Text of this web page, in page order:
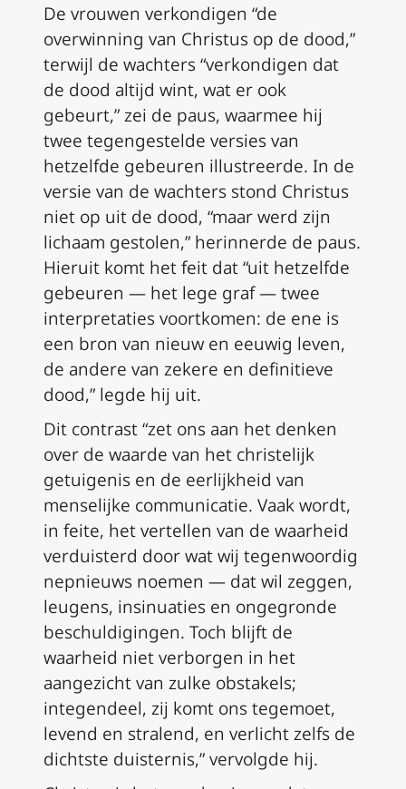
De vrouwen verkondigen “de
overwinning van Christus op de dood,”
terwijl de wachters “verkondigen dat
de dood altijd wint, wat er ook
gebeurt,” zei de paus, waarmee hij
twee tegengestelde versies van
hetzelfde gebeuren illustreerde. In de
versie van de wachters stond Christus
niet op uit de dood, “maar werd zijn
lichaam gestolen,” herinnerde de paus.
Hieruit komt het feit dat “uit hetzelfde
gebeuren — het lege graf — twee
interpretaties voortkomen: de ene is
een bron van nieuw en eeuwig leven,
de andere van zekere en definitieve
dood,” legde hij uit.
Dit contrast “zet ons aan het denken
over de waarde van het christelijk
getuigenis en de eerlijkheid van
menselijke communicatie. Vaak wordt,
in feite, het vertellen van de waarheid
verduisterd door wat wij tegenwoordig
nepnieuws noemen — dat wil zeggen,
leugens, insinuaties en ongegronde
beschuldigingen. Toch blijft de
waarheid niet verborgen in het
aangezicht van zulke obstakels;
integendeel, zij komt ons tegemoet,
levend en stralend, en verlicht zelfs de
dichtste duisternis,” vervolgde hij.